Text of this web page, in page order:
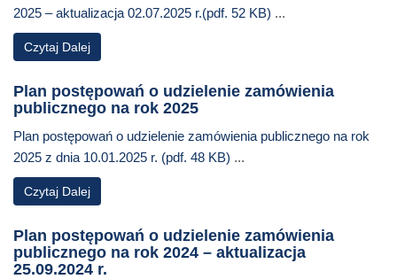
2025 – aktualizacja 02.07.2025 r.(pdf. 52 KB) ...
Czytaj Dalej
Plan postępowań o udzielenie zamówienia
publicznego na rok 2025
Plan postępowań o udzielenie zamówienia publicznego na rok
2025 z dnia 10.01.2025 r. (pdf. 48 KB) ...
Czytaj Dalej
Plan postępowań o udzielenie zamówienia
publicznego na rok 2024 – aktualizacja
25.09.2024 r.